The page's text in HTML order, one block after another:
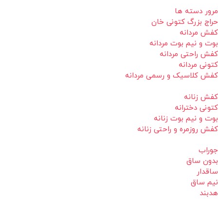
مرور دسته ها
حراج بزرگ کتونی خان
کفش مردانه
بوت و نیم بوت مردانه
کفش راحتی مردانه
کتونی مردانه
کفش کلاسیک و رسمی مردانه
کفش زنانه
کتونی دخترانه
بوت و نیم بوت زنانه
کفش روزمره و راحتی زنانه
جوراب
بدون ساق
ساقدار
نیم ساق
هدبند